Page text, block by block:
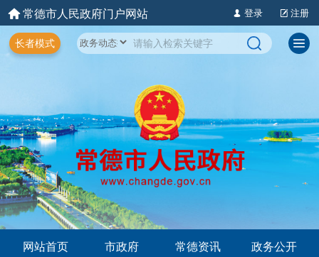
常德市人民政府门户网站 登录 注册
长者模式
网站首页 市政府 常德资讯
政务公开